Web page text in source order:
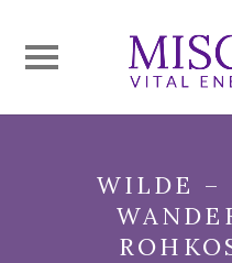
WILDE –